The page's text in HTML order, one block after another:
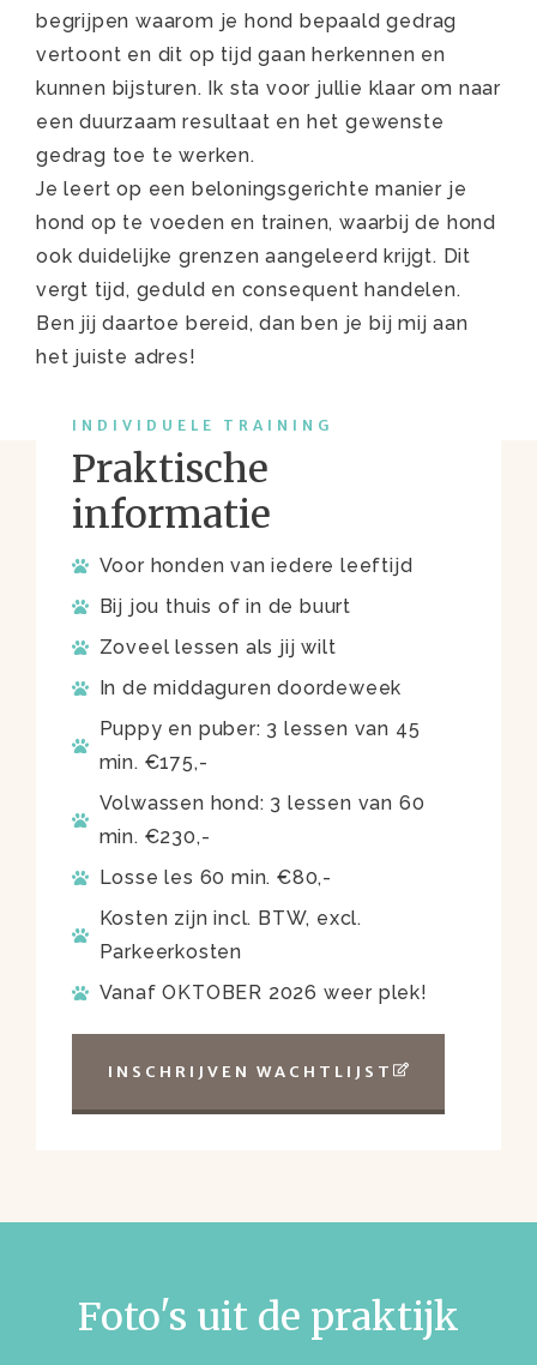
begrijpen waarom je hond bepaald gedrag
vertoont en dit op tijd gaan herkennen en
kunnen bijsturen. Ik sta voor jullie klaar om naar
een duurzaam resultaat en het gewenste
gedrag toe te werken.
Je leert op een beloningsgerichte manier je
hond op te voeden en trainen, waarbij de hond
ook duidelijke grenzen aangeleerd krijgt. Dit
vergt tijd, geduld en consequent handelen.
Ben jij daartoe bereid, dan ben je bij mij aan
het juiste adres!
INDIVIDUELE TRAINING
Praktische
informatie
Voor honden van iedere leeftijd
Bij jou thuis of in de buurt
Zoveel lessen als jij wilt
In de middaguren doordeweek
Puppy en puber: 3 lessen van 45
min. €175,-
Volwassen hond: 3 lessen van 60
min. €230,-
Losse les 60 min. €80,-
Kosten zijn incl. BTW, excl.
Parkeerkosten
Vanaf OKTOBER 2026 weer plek!
INSCHRIJVEN WACHTLIJST
Foto's uit de praktijk